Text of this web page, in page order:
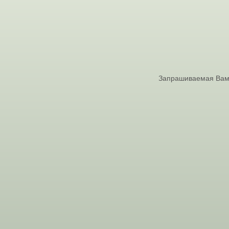
Запрашиваемая